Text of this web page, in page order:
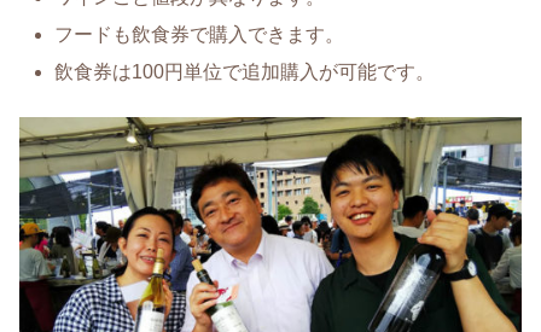
フードも飲食券で購入できます。
飲食券は100円単位で追加購入が可能です。